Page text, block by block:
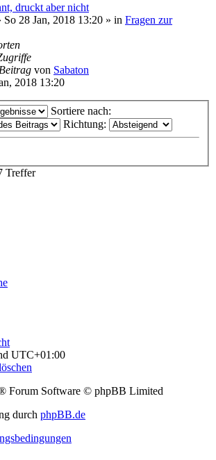
druckt aber nicht
So 28 Jan, 2018 13:20 » in Fragen zur
von Sabaton
2018 13:20
Sortiere nach:
Richtung:
Treffer
UTC+01:00
Forum Software © phpBB Limited
durch phpBB.de